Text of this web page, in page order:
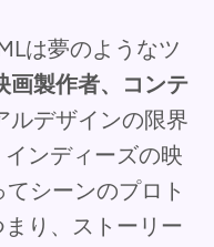
は夢のようなツ
画製作者、コンテ
ルデザインの限界
ンディーズの映
シーンのプロト
り、ストーリー